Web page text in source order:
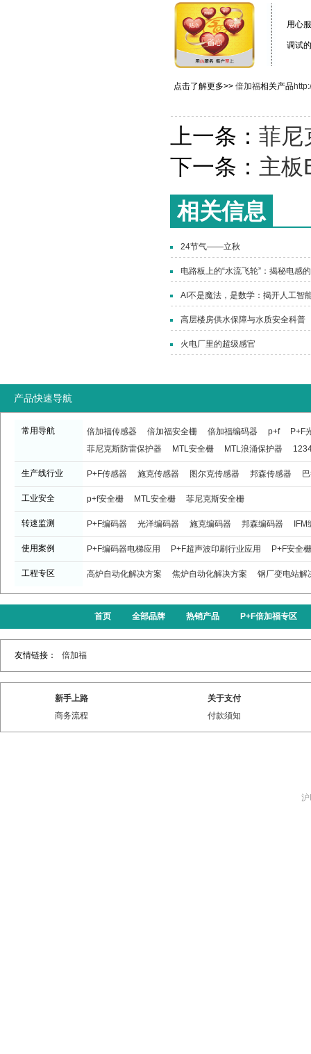
用心
调试
点击了解更多>> 倍加福相关产品
上一条： 菲尼
下一条： 主板
相关信息
24节气——立秋
电路板上的“水流飞轮”：揭秘电感
AI不是魔法，是数学：揭开人工智
高层楼房供水保障与水质安全科普
火电厂里的超级感官
产品快速导航
常用导航 倍加福传感器 倍加福安全栅 倍加福编码器 p+f
P+F
菲尼克斯防雷保护器
MTL安全栅 MTL浪涌保护器
生产线行业 P+F传感器 施克传感器 图尔克传感器 邦森传感器
工业安全 p+f安全栅 MTL安全栅 菲尼克斯安全栅
转速监测 P+F编码器 光洋编码器 施克编码器 邦森编码器
使用案例 P+F编码器电梯应用 P+F超声波印刷行业应用 P+F安全
工程专区 高炉自动化解决方案 焦炉自动化解决方案 钢厂变电站解
首页 全部品牌 热销产品 P+F倍加福专区
友情链接： 倍加福
新手上路
商务流程
关于支付
付款须知